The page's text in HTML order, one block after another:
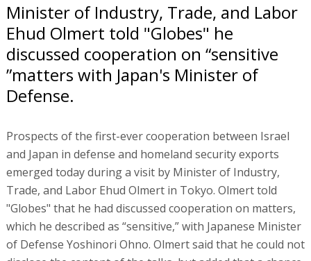
Minister of Industry, Trade, and Labor
Ehud Olmert told "Globes" he
discussed cooperation on “sensitive
”matters with Japan's Minister of
Defense.
Prospects of the first-ever cooperation between Israel
and Japan in defense and homeland security exports
emerged today during a visit by Minister of Industry,
Trade, and Labor Ehud Olmert in Tokyo. Olmert told
"Globes" that he had discussed cooperation on matters,
which he described as “sensitive,” with Japanese Minister
of Defense Yoshinori Ohno. Olmert said that he could not